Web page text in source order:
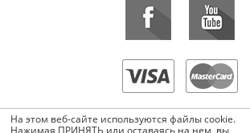
«KrutilVertel» © 2015-2026 Все права
Копирование, перепечатка, либо
На этом веб-сайте используются файлы cookie.
Нажимая ПРИНЯТЬ или оставаясь на нем, вы